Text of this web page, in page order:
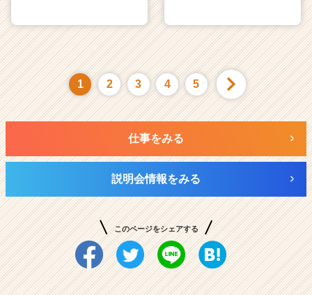
1 2 3 4 5
仕事をみる
説明会情報をみる
このページをシェアする